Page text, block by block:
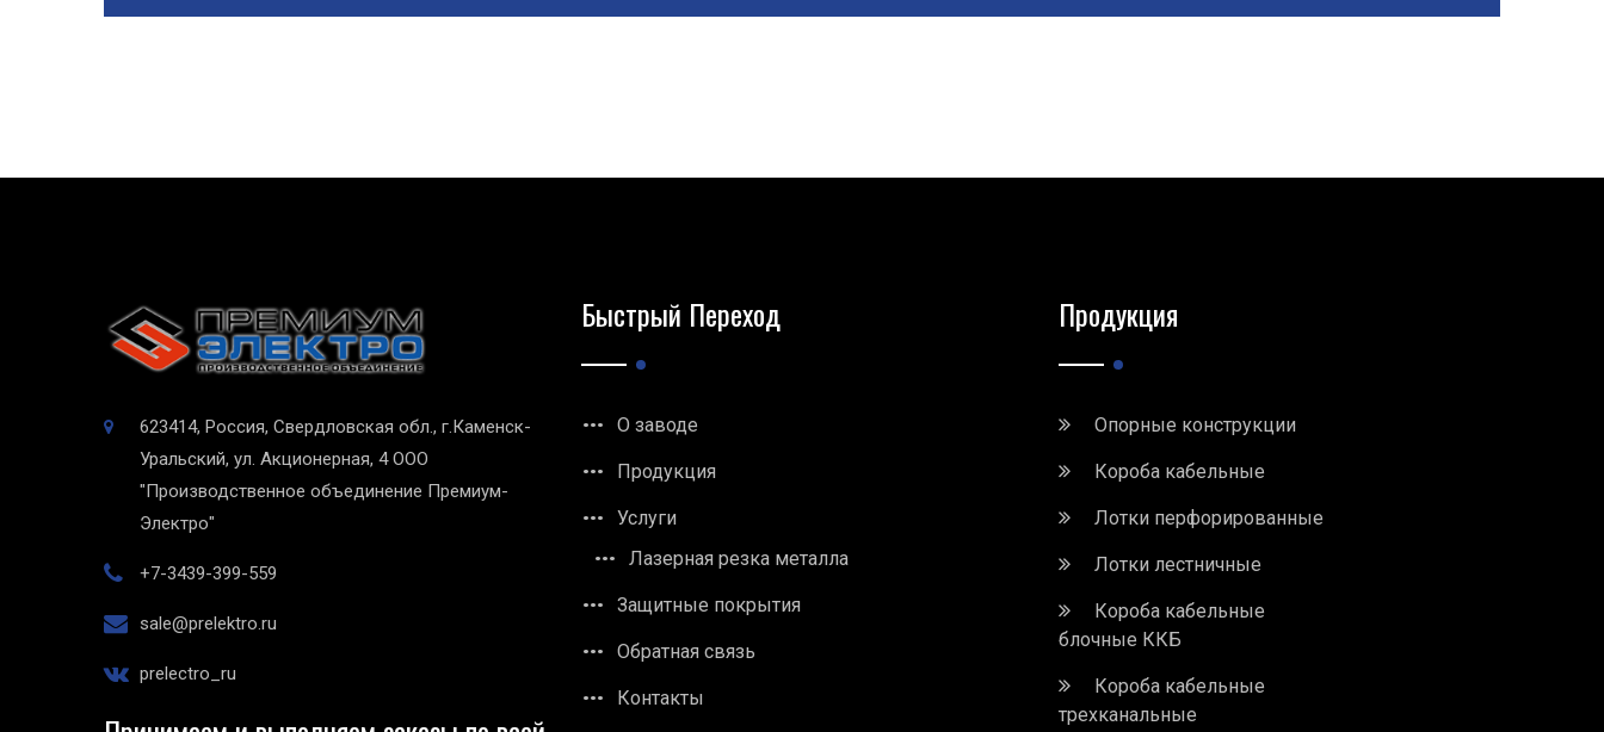
623414, Россия, Свердловская обл., г.Каменск-
Уральский, ул. Акционерная, 4 ООО
"Производственное объединение Премиум-
Электро"
+7-3439-399-559
sale@prelektro.ru
prelectro_ru
Быстрый Переход
О заводе
Продукция
Услуги
Лазерная резка металла
Защитные покрытия
Обратная связь
Контакты
Продукция
Опорные конструкции
Короба кабельные
Лотки перфорированные
Лотки лестничные
Короба кабельные
блочные ККБ
Короба кабельные
трехканальные